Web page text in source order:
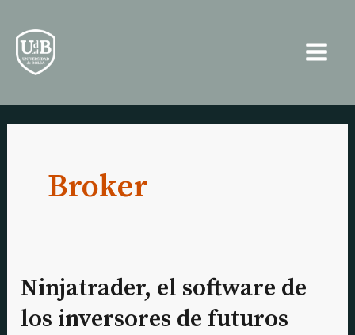
contenido
Broker
Ninjatrader, el software de
los inversores de futuros
Ninjatrader,
el